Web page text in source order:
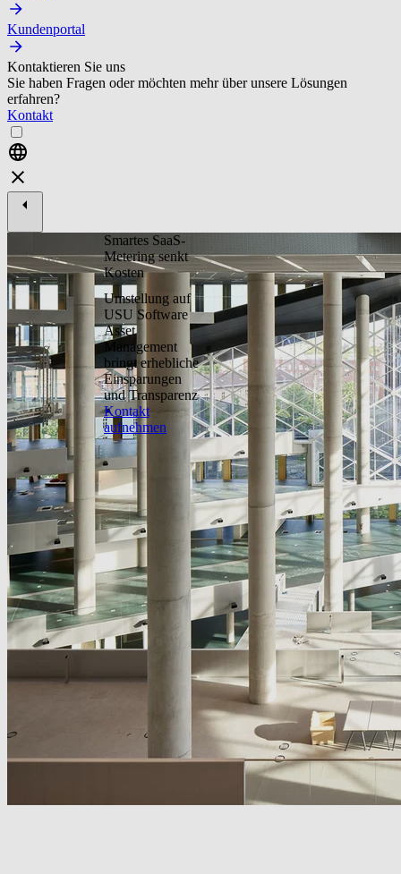
Kundenportal
Kontaktieren Sie uns
Sie haben Fragen oder möchten mehr über unsere Lösungen
erfahren?
Kontakt
Smartes SaaS-
Metering senkt
Kosten
Umstellung auf
USU Software
Asset
Management
bringt erhebliche
Einsparungen
und Transparenz
Kontakt
aufnehmen